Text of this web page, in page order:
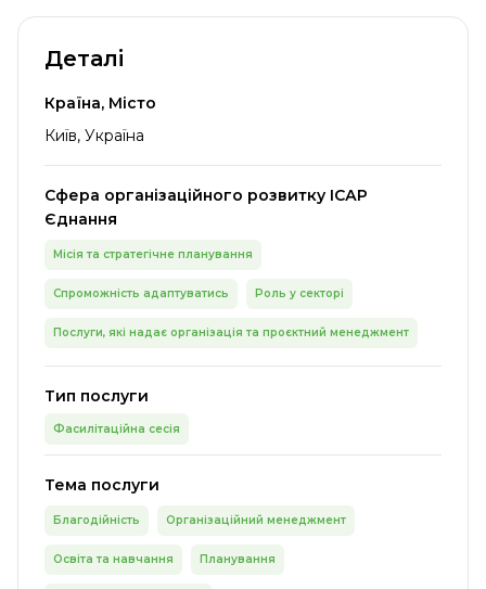
Деталі
Країна, Місто
Київ, Україна
Сфера організаційного розвитку ІСАР
Єднання
Місія та стратегічне планування
Спроможність адаптуватись Роль у секторі
Послуги, які надає організація та проєктний менеджмент
Тип послуги
Фасилітаційна сесія
Тема послуги
Благодійність Організаційний менеджмент
Освіта та навчання Планування